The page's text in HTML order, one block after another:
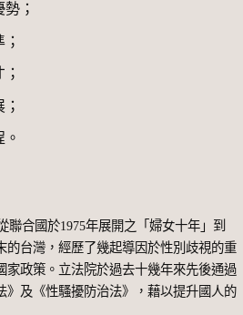
；
聯合國於1975年展開之「婦女十年」到
台灣，經歷了幾起導因於性別歧視的重
政策。立法院於過去十幾年來先後通過
》及《性騷擾防治法》，藉以提升國人的